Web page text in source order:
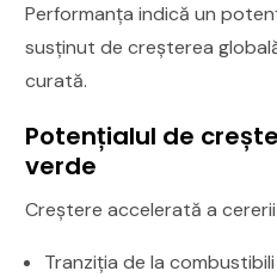
Performanța indică un
susținut de creșterea
curată.
Potențialul de
verde
Creștere accelerată a
Tranziția de la